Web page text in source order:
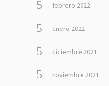
febrero 2022
enero 2022
diciembre 2021
noviembre 2021